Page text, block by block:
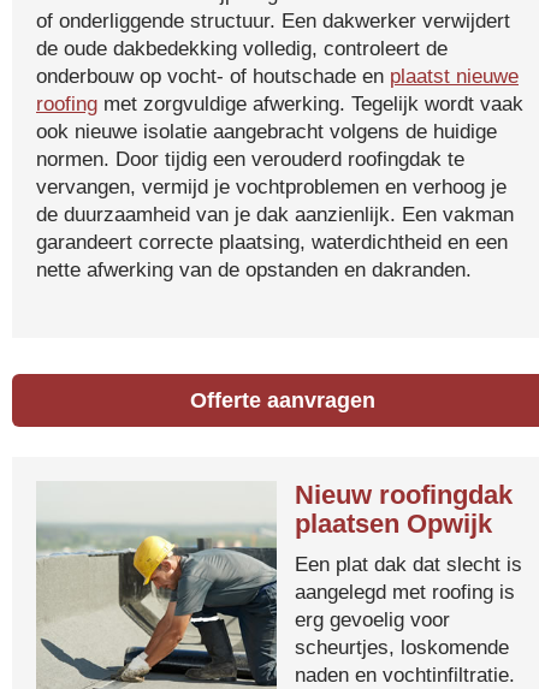
of onderliggende structuur. Een dakwerker verwijdert
de oude dakbedekking volledig, controleert de
onderbouw op vocht- of houtschade en plaatst nieuwe
roofing met zorgvuldige afwerking. Tegelijk wordt vaak
ook nieuwe isolatie aangebracht volgens de huidige
normen. Door tijdig een verouderd roofingdak te
vervangen, vermijd je vochtproblemen en verhoog je
de duurzaamheid van je dak aanzienlijk. Een vakman
garandeert correcte plaatsing, waterdichtheid en een
nette afwerking van de opstanden en dakranden.
Offerte aanvragen
Nieuw roofingdak
plaatsen Opwijk
Een plat dak dat slecht is
aangelegd met roofing is
erg gevoelig voor
scheurtjes, loskomende
naden en vochtinfiltratie.